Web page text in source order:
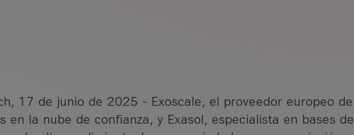
Berlin 2026
transparencia,
17 de junio de 2025 - Exoscale, el proveedor europeo de
en la nube de confianza, y Exasol, especialista en bases de